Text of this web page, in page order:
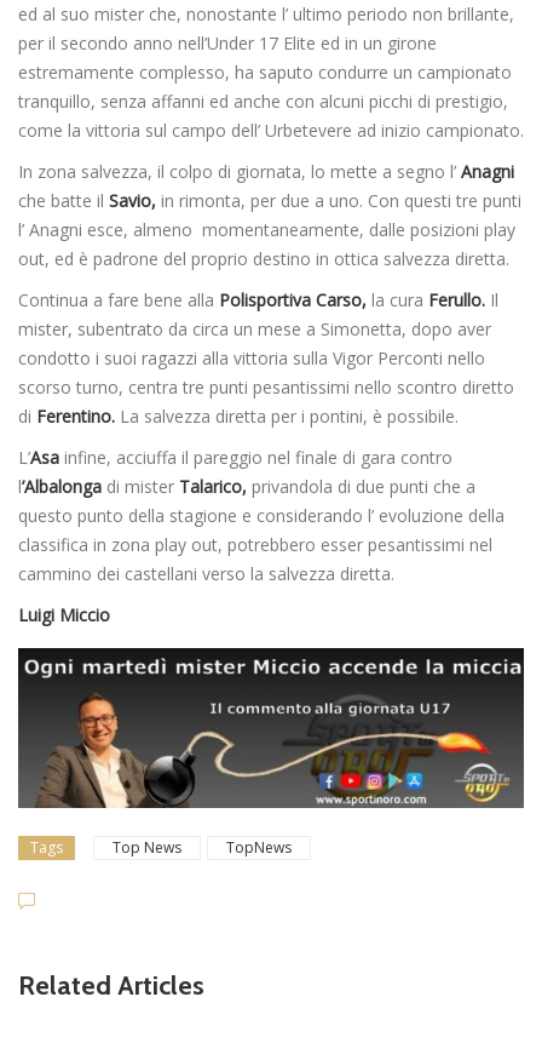
ed al suo mister che, nonostante l’ ultimo periodo non brillante,
per il secondo anno nell’Under 17 Elite ed in un girone
estremamente complesso, ha saputo condurre un campionato
tranquillo, senza affanni ed anche con alcuni picchi di prestigio,
come la vittoria sul campo dell’ Urbetevere ad inizio campionato.
In zona salvezza, il colpo di giornata, lo mette a segno l’ Anagni
che batte il Savio, in rimonta, per due a uno. Con questi tre punti
l’ Anagni esce, almeno momentaneamente, dalle posizioni play
out, ed è padrone del proprio destino in ottica salvezza diretta.
Continua a fare bene alla Polisportiva Carso, la cura Ferullo. Il
mister, subentrato da circa un mese a Simonetta, dopo aver
condotto i suoi ragazzi alla vittoria sulla Vigor Perconti nello
scorso turno, centra tre punti pesantissimi nello scontro diretto
di Ferentino. La salvezza diretta per i pontini, è possibile.
L’Asa infine, acciuffa il pareggio nel finale di gara contro
l’Albalonga di mister Talarico, privandola di due punti che a
questo punto della stagione e considerando l’ evoluzione della
classifica in zona play out, potrebbero esser pesantissimi nel
cammino dei castellani verso la salvezza diretta.
Luigi Miccio
Tags Top News TopNews
Related Articles